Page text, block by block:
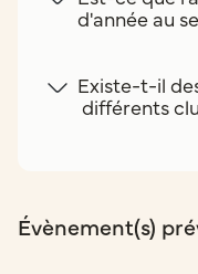
d'année au
Existe-t-il
différents
Évènement(s)